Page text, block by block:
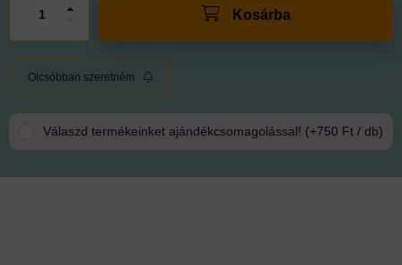
Kosárba
Olcsóbban szeretném
Válaszd termékeinket ajándékcsomagolással! +750 Ft / db